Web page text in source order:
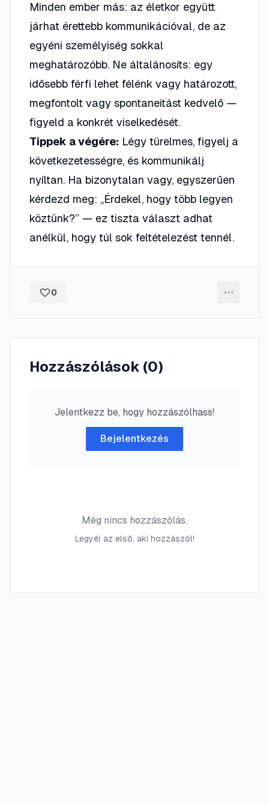
Minden ember más: az életkor együtt
járhat érettebb kommunikációval, de az
egyéni személyiség sokkal
meghatározóbb. Ne általánosíts: egy
idősebb férfi lehet félénk vagy határozott,
megfontolt vagy spontaneitást kedvelő —
figyeld a konkrét viselkedését.
Tippek a végére: Légy türelmes, figyelj a
következetességre, és kommunikálj
nyíltan. Ha bizonytalan vagy, egyszerűen
kérdezd meg: „Érdekel, hogy több legyen
köztünk?” — ez tiszta választ adhat
anélkül, hogy túl sok feltételezést tennél.
0
Hozzászólások (0)
Jelentkezz be, hogy hozzászólhass!
Bejelentkezés
Még nincs hozzászólás.
Legyél az első, aki hozzászól!